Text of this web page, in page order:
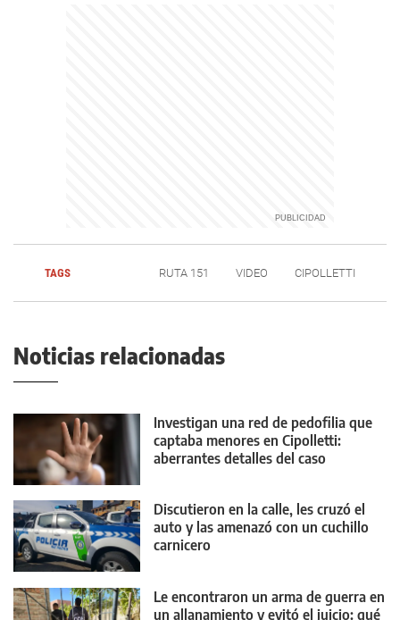
TAGS RUTA 151 VIDEO CIPOLLETTI
Noticias relacionadas
Investigan una red de pedofilia que
captaba menores en Cipolletti:
aberrantes detalles del caso
Discutieron en la calle, les cruzó el
auto y las amenazó con un cuchillo
carnicero
Le encontraron un arma de guerra en
un allanamiento y evitó el juicio: qué